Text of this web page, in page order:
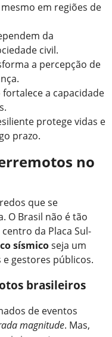
em regiões de
da
civil.
a percepção de
a capacidade
protege vidas e
prazo.
no
que se
O Brasil não é tão
da Placa Sul-
sísmicoseja um
gestores públicos.
brasileiros
de eventos
magnitude. Mas,